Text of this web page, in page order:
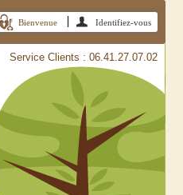
Bienvenue Identifiez-vous
Service Clients : 06.41.27.07.02